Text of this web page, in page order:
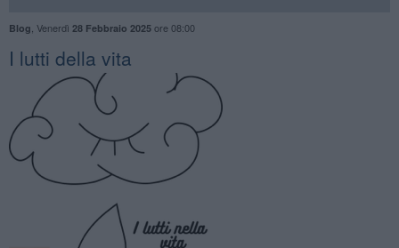
Blog Venerdì 28 Febbraio 2025ore 08:00
I lutti della vita